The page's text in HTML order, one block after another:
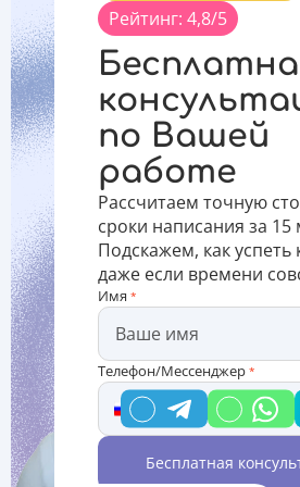
актуальность
темы
диссертации:
что для
этого
нужно
Актуальность
исследования
диссертации
указывается
во вв
научным
трудом.
прикрепления
лиц для
подготовки
диссертации
является
стандартным,
но может н
Рейтинг: 4,8/5
по Вашей
работе
Рассчитаем точную
сроки написания за 15
Подскажем, как успеть
даже если времени
Имя *
Телефон/Мессенджер *
Бесплатная